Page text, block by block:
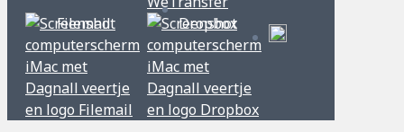
Filemail Dropbox